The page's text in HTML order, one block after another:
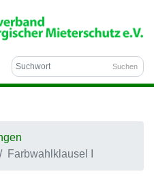
Suchen
Farbwahlklausel I